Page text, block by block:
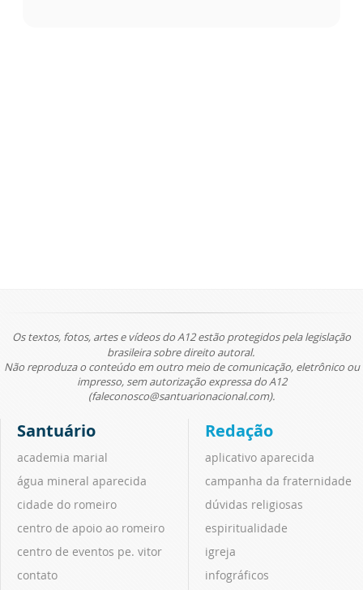
Os textos, fotos, artes e vídeos do A12 estão protegidos pela legislação
brasileira sobre direito autoral.
Não reproduza o conteúdo em outro meio de comunicação, eletrônico ou
impresso, sem autorização expressa do A12
(faleconosco@santuarionacional.com).
Santuário
academia marial
água mineral aparecida
cidade do romeiro
centro de apoio ao romeiro
centro de eventos pe. vitor
contato
Redação
aplicativo aparecida
campanha da fraternidade
dúvidas religiosas
espiritualidade
igreja
infográficos